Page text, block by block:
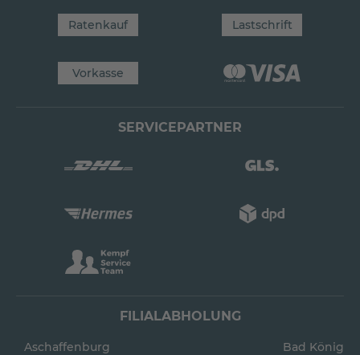
Ratenkauf Lastschrift
Vorkasse
SERVICEPARTNER
FILIALABHOLUNG
Aschaffenburg Bad König